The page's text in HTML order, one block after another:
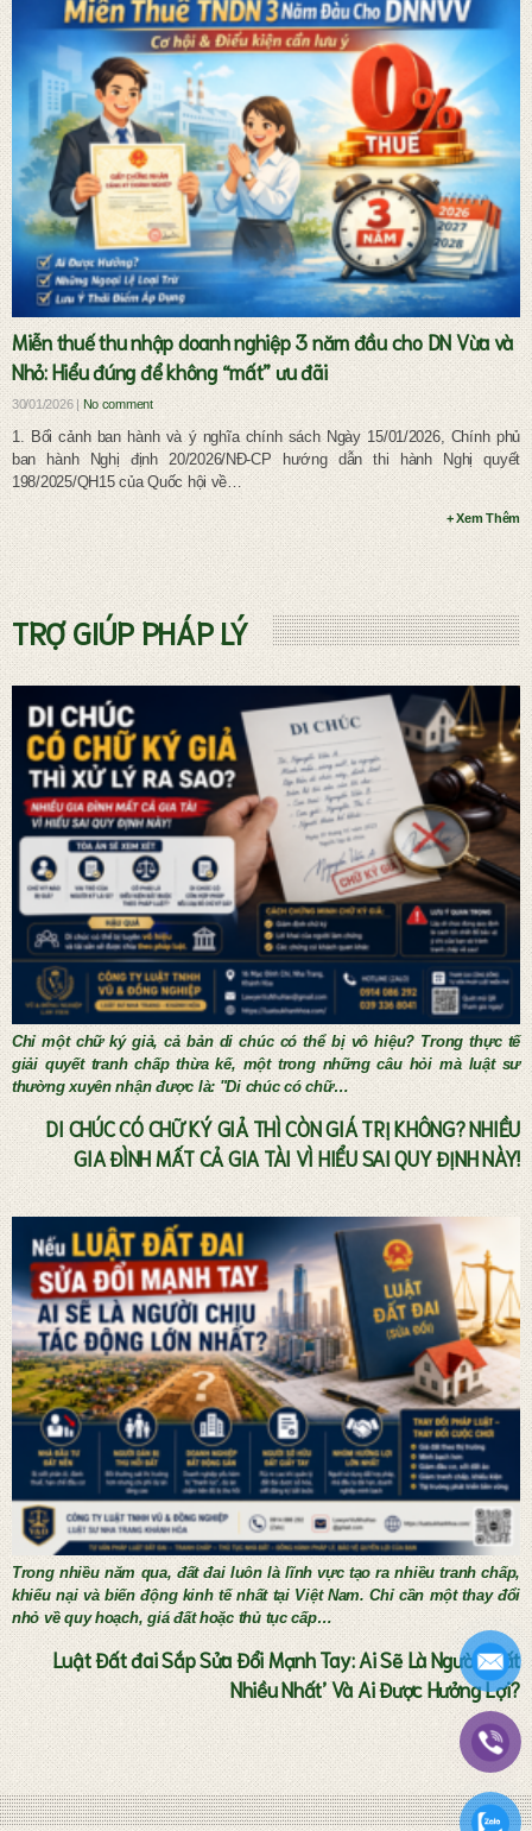
Dịch vụ pháp lý đầu tư và doanh nghiệp
Dịch vụ phá sản và Quản tài viên
THỦ TỤC KẾT HÔN NƯỚC NGOÀI
Tư vấn thừa kế và lập di chúc
Miễn thuế thu nhập doanh nghiệp 3 năm đầu cho DN Vừa và
Nhỏ: Hiểu đúng để không “mất” ưu đãi
30/01/2026 | No comment
1. Bối cảnh ban hành và ý nghĩa chính sách Ngày 15/01/2026, Chính phủ
ban hành Nghị định 20/2026/NĐ-CP hướng dẫn thi hành Nghị quyết
198/2025/QH15 của Quốc hội về…
+ Xem Thêm
TRỢ GIÚP PHÁP LÝ
Chỉ một chữ ký giả, cả bản di chúc có thể bị vô hiệu? Trong thực tế
giải quyết tranh chấp thừa kế, một trong những câu hỏi mà luật sư
thường xuyên nhận được là: "Di chúc có chữ…
DI CHÚC CÓ CHỮ KÝ GIẢ THÌ CÒN GIÁ TRỊ KHÔNG? NHIỀU
GIA ĐÌNH MẤT CẢ GIA TÀI VÌ HIỂU SAI QUY ĐỊNH NÀY!
Trong nhiều năm qua, đất đai luôn là lĩnh vực tạo ra nhiều tranh chấp,
khiếu nại và biến động kinh tế nhất tại Việt Nam. Chỉ cần một thay đổi
nhỏ về quy hoạch, giá đất hoặc thủ tục cấp…
Luật Đất đai Sắp Sửa Đổi Mạnh Tay: Ai Sẽ Là Người ‘Mất
Nhiều Nhất’ Và Ai Được Hưởng Lợi?